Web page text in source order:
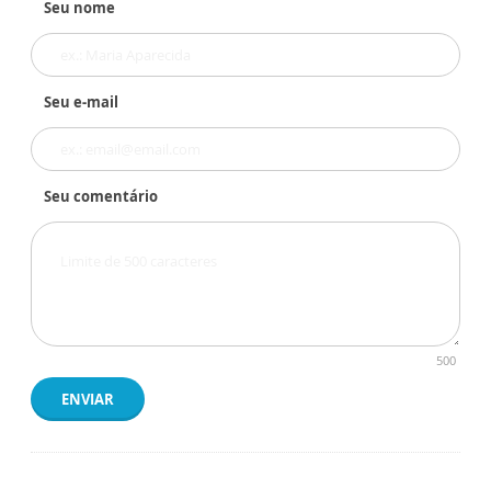
Seu nome
Seu e-mail
Seu comentário
500
ENVIAR